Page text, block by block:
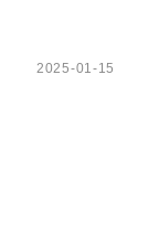
2025-01-15